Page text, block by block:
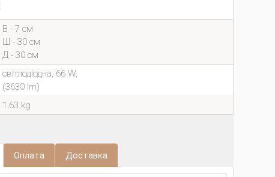
В - 7 см
Ш - 30 см
Д - 30 см
світлодіодна, 66 W,
(3630 lm)
1.63 kg
Оплата Доставка